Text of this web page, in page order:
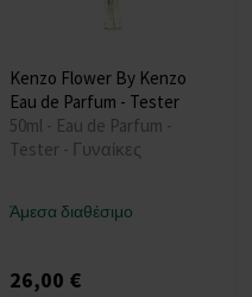
Kenzo Flower By Kenzo
Eau de Parfum - Tester
50ml - Eau de Parfum -
Tester - Γυναίκες
Άμεσα διαθέσιμο
26,00 €